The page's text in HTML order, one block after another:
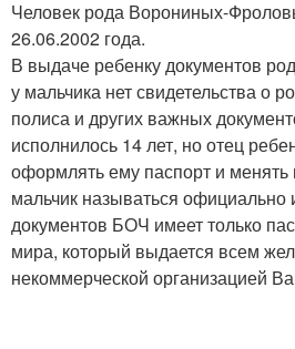
Человек рода Ворониных-
26.06.2002 года.
В выдаче ребенку документов
у мальчика нет свидетельства о
полиса и других важных
исполнилось 14 лет, но отец
оформлять ему паспорт и
мальчик называться официально
документов БОЧ имеет только
мира, который выдается всем
некоммерческой организацией